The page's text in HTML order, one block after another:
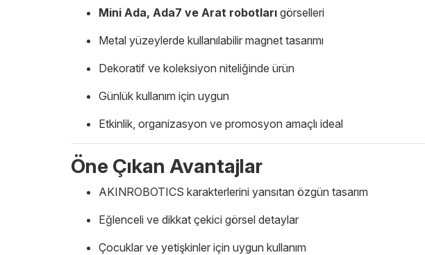
Mini Ada, Ada7 ve Arat robotları görselleri
Metal yüzeylerde kullanılabilir magnet tasarımı
Dekoratif ve koleksiyon niteliğinde ürün
Günlük kullanım için uygun
Etkinlik, organizasyon ve promosyon amaçlı ideal
Öne Çıkan Avantajlar
AKINROBOTICS karakterlerini yansıtan özgün tasarım
Eğlenceli ve dikkat çekici görsel detaylar
Çocuklar ve yetişkinler için uygun kullanım